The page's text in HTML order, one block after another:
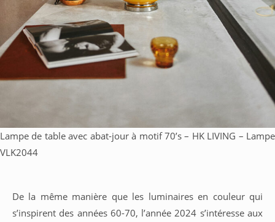
Lampe de table avec abat-jour à motif 70’s – HK LIVING – Lampe
VLK2044
De la même manière que les luminaires en couleur qui
s’inspirent des années 60-70, l’année 2024 s’intéresse aux